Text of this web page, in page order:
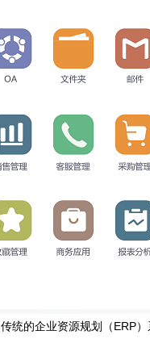
的企业资源规划（ERP